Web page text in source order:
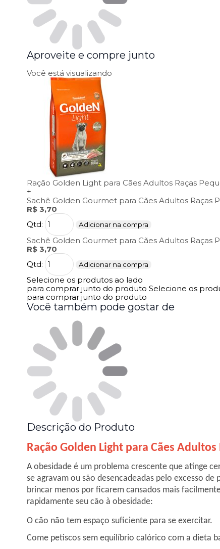
Aproveite e compre junto
Você está visualizando
Ração Golden Light para Cães Adultos Raças
+
Sachê Golden Gourmet para Cães Adultos Raças
R$ 3,70
Qtd:
Adicionar na compra
Sachê Golden Gourmet para Cães Adultos Raças
R$ 3,70
Qtd:
Adicionar na compra
Selecione os produtos ao lado
para comprar junto do produto Selecione os
para comprar junto do produto
Você também pode gostar de
Descrição do Produto
Ração Golden Light para Cães
A obesidade é um problema crescente que atinge
se agravam ou são desencadeadas pelo excesso
brincar menos por ficarem cansados mais
rapidamente seu cão à obesidade:
O cão não tem espaço suficiente para se exercitar.
Come petiscos sem equilíbrio calórico com a dieta